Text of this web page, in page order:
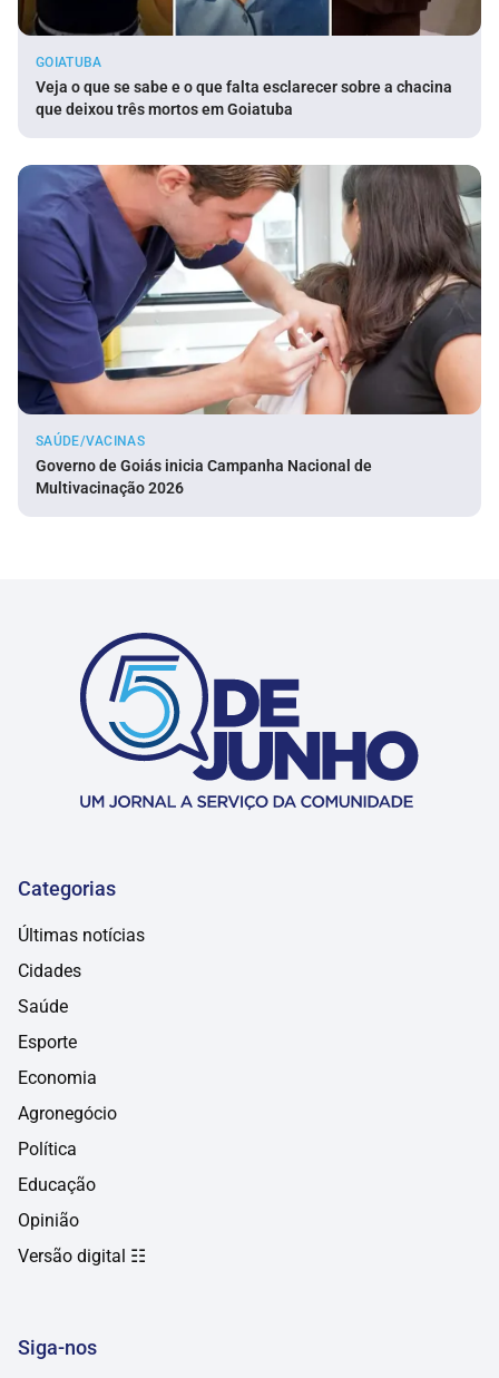
GOIATUBA
Veja o que se sabe e o que falta esclarecer sobre a chacina
que deixou três mortos em Goiatuba
SAÚDE/VACINAS
Governo de Goiás inicia Campanha Nacional de
Multivacinação 2026
Categorias
Últimas notícias
Cidades
Saúde
Esporte
Economia
Agronegócio
Política
Educação
Opinião
Versão digital ☷
Siga-nos